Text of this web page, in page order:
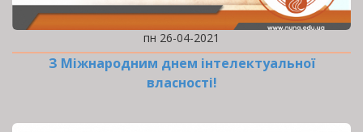
пн 26-04-2021
З Міжнародним днем інтелектуальної
власності!